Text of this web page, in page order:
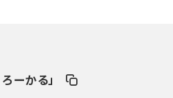
駿
「ニュージーランドのフレア（閃
ーかる」